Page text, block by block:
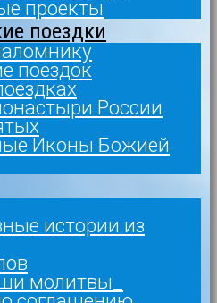
проекты
поездки
поездок
России
Иконы Божией
истории из
молитвы_